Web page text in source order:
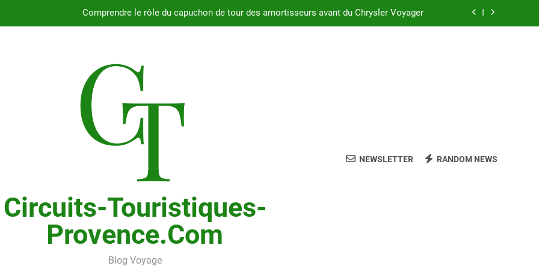
Comprendre le rôle du capuchon de tour des amortisseurs avant du Chrysler Voyager
Fiabilité du moteur 2.4L du Chrysler Voyager : ce que vous devez savoir
Pourquoi choisir le Chrysler Grand Voyager avec suspension arrière Nivomat en 2025 ?
Comprendre le rôle du capuchon de tour des amortisseurs avant du Chrysler Voyager
Fiabilité du moteur 2.4L du Chrysler Voyager : ce que vous devez savoir
Circuits-Touristiques-
Provence.com
Blog Voyage
NEWSLETTER RANDOM NEWS